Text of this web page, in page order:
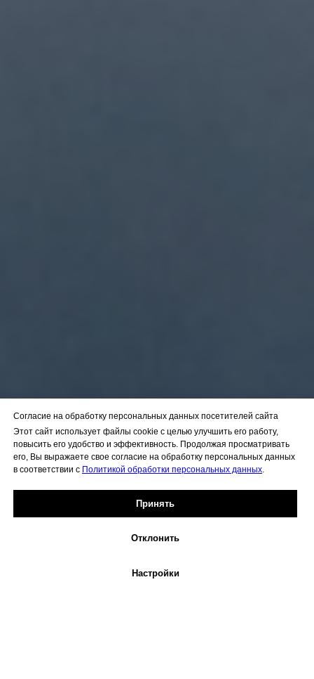
Согласие на обработку персональных данных посетителей сайта
Этот сайт использует файлы cookie с целью улучшить его работу,
повысить его удобство и эффективность. Продолжая просматривать
его, Вы выражаете свое согласие на обработку персональных данных
в соответствии с Политикой обработки персональных данных
Принять
Отклонить
Настройки